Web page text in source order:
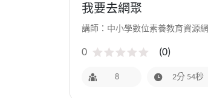
我要去網聚
講師：中小學數位素養教育資源網
0 (0)
8 2分 54秒